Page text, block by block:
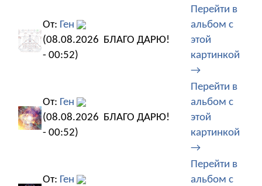
От: Ген
(08.08.2026
- 00:52)
БЛАГО ДАРЮ!
Перейти в
альбом с
этой
картинкой
→
От: Ген
(08.08.2026
- 00:52)
БЛАГО ДАРЮ!
Перейти в
альбом с
этой
картинкой
→
От: Ген
Перейти в
альбом с